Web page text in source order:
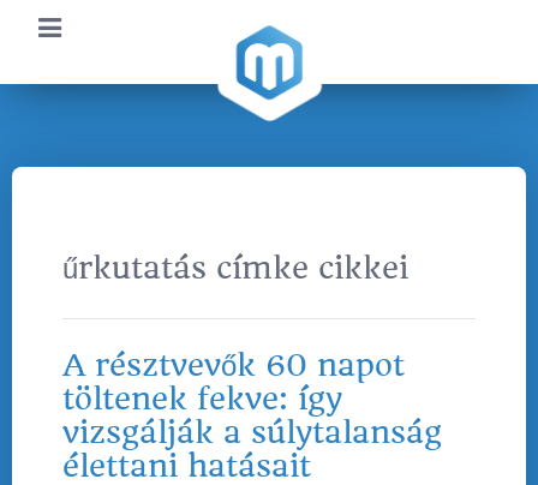
űrkutatás címke cikkei
A résztvevők 60 napot
töltenek fekve: így
vizsgálják a súlytalanság
élettani hatásait